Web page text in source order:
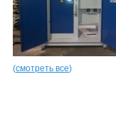
(смотреть все)